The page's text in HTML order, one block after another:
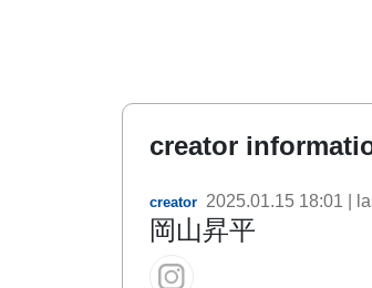
creator
creator 2025.01.15 18:01 |
岡山昇平